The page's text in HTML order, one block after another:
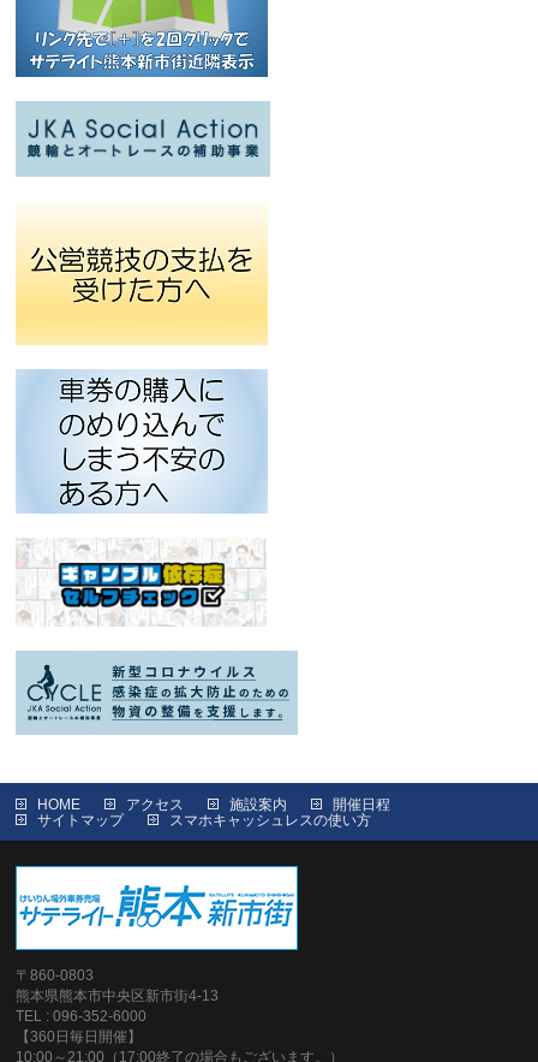
HOME アクセス 施設案内
開催日程
サイトマップ
スマホキャッシュレスの使い方
〒860-0803
熊本県熊本市中央区新市街4-13
TEL : 096-352-6000
【360日毎日開催】
10:00～21:00（17:00終了の場合もございます。）